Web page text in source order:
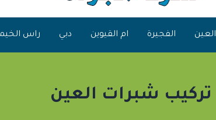
العين الفجيرة ام القيوين دبي راس
تركيب شبرات العين